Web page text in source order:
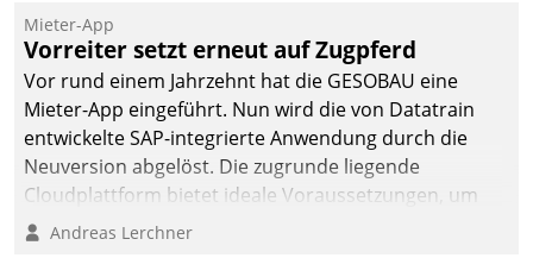
Die monatlichen
Mitteilungen zum
Heizungs- und
Wasserverbrauch gehen
automatisiert, vollständig
und auf Wunsch über
mehrere zuvor
Kommunikationswege bei
Mieter-App
Vorreiter setzt erneut auf Zugpferd
Vor rund einem Jahrzehnt hat die GESOBAU eine
Mieter-App eingeführt. Nun wird die von Datatrain
entwickelte SAP-integrierte Anwendung durch die
Neuversion abgelöst. Die zugrunde liegende
Cloudplattform bietet ideale Voraussetzungen, um
die Funktionalität der App zu erweitern und weitere
Andreas Lerchner